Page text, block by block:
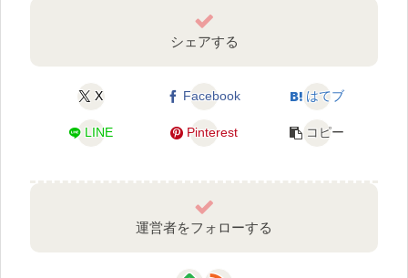
シェアする
X Facebook はてブ
LINE Pinterest コピー
運営者をフォローする